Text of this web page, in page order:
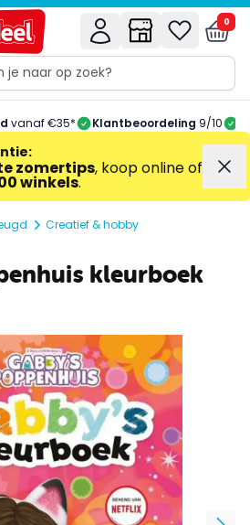
0
vanaf €35* Klantbeoordeling 9/10
:
zomertips, koop online of
winkels.
Creatief & hobby
kleurboek